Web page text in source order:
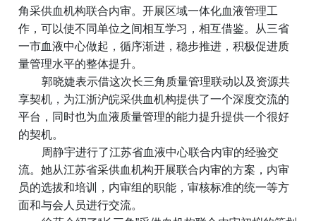
角采供血机构联合内审。开展区域一体化血液管理工
作，可以使不同单位之间相互学习，相互借鉴。从三省
一市血液中心做起，循序渐进，稳步推进，积极促进质
量管理水平的整体提升。
郭晓婕表示借这次长三角质量管理联动以及资源共
享契机，为江浙沪皖采供血机构提供了一个深度交流的
平台，同时也为血液质量管理的能力提升提供一个很好
的契机。
周静宇进行了江苏省血液中心联合内审的经验交
流。她从江苏省采供血机构开展联合内审的方案，内审
员的选拔和培训，内审组的职能，审核标准的统一等方
面和与会人员进行交流。